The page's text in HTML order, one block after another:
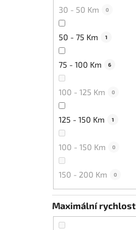
30 - 50 Km 0
50 - 75 Km 1
75 - 100 Km 6
100 - 125 Km 0
125 - 150 Km 1
100 - 150 Km 0
150 - 200 Km 0
Maximální rychlost